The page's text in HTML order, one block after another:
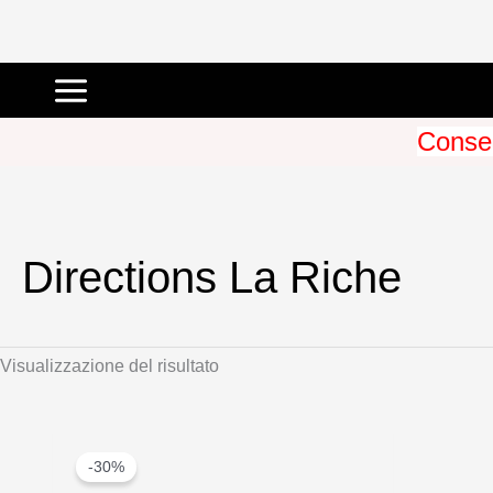
Directions La Riche
Visualizzazione del risultato
-30%